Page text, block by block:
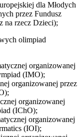
dla Młodych
przez Fundusz
na rzecz Dzieci);
olimpiad
organizowanej
(IMO);
organizowanej przez
organizowanej
(IChO);
organizowanej
(IOI);